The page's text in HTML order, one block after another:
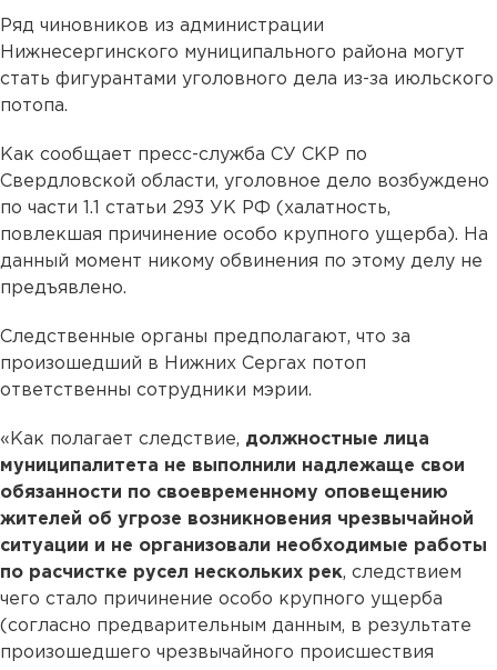
Ряд чиновников из администрации
Нижнесергинского муниципального района могут
стать фигурантами уголовного дела из-за июльского
потопа.
Как сообщает пресс-служба СУ СКР по
Свердловской области, уголовное дело возбуждено
по части 1.1 статьи 293 УК РФ (халатность,
повлекшая причинение особо крупного ущерба). На
данный момент никому обвинения по этому делу не
предъявлено.
Следственные органы предполагают, что за
произошедший в Нижних Сергах потоп
ответственны сотрудники мэрии.
«Как полагает следствие, должностные лица
муниципалитета не выполнили надлежаще свои
обязанности по своевременному оповещению
жителей об угрозе возникновения чрезвычайной
ситуации и не организовали необходимые работы
по расчистке русел нескольких рек, следствием
чего стало причинение особо крупного ущерба
(согласно предварительным данным, в результате
произошедшего чрезвычайного происшествия